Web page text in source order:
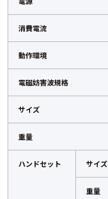
消費電流
動作環境
電磁妨害波規格
サイズ
重量
ハンドセット サイズ
重量